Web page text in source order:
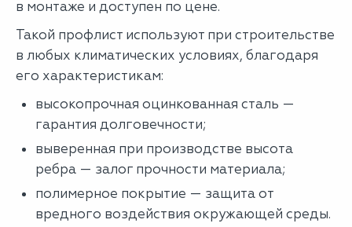
в монтаже и доступен по цене.
Такой профлист используют при строительстве
в любых климатических условиях, благодаря
его характеристикам:
высокопрочная оцинкованная сталь —
гарантия долговечности;
выверенная при производстве высота
ребра — залог прочности материала;
полимерное покрытие — защита от
вредного воздействия окружающей среды.